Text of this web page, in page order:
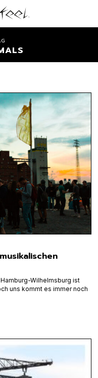
Wilhelmsburg ist
uns kommt es immer noch